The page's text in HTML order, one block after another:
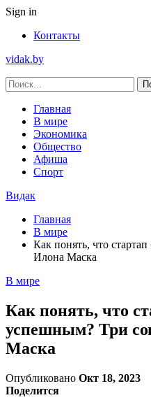
Sign in
Контакты
vidak.by
Главная
В мире
Экономика
Общество
Афиша
Спорт
Видак
Главная
В мире
Как понять, что
Илона Маска
В мире
Как понять, что
успешным? Три
Маска
Опубликовано Окт 18, 2023
Поделится